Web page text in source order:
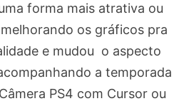
forma mais atrativa ou
os gráficos pra
e mudou o aspecto
a temporada
PS4 com Cursor ou